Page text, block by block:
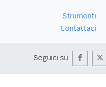
Strumenti
Contattaci
Seguici su